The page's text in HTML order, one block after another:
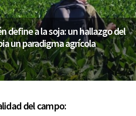
define a la soja: un hallazgo del
un paradigma agrícola
del campo: